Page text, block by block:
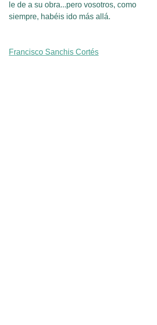
le de a su obra...pero vosotros, como
siempre, habéis ido más allá.
Francisco Sanchis Cortés